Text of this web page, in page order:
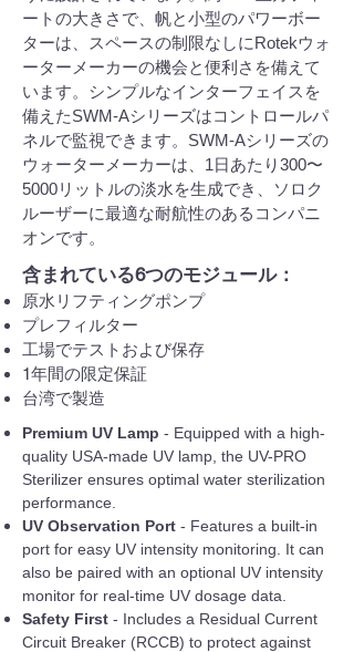
ートの大きさで、帆と小型のパワーボー
ターは、スペースの制限なしにRotekウォ
ーターメーカーの機会と便利さを備えて
います。シンプルなインターフェイスを
備えたSWM-Aシリーズはコントロールパ
ネルで監視できます。SWM-Aシリーズの
ウォーターメーカーは、1日あたり300〜
5000リットルの淡水を生成でき、ソロク
ルーザーに最適な耐航性のあるコンパニ
オンです。
含まれている6つのモジュール：
原水リフティングポンプ
プレフィルター
工場でテストおよび保存
1年間の限定保証
台湾で製造
Premium UV Lamp - Equipped with a high-
quality USA-made UV lamp, the UV-PRO
Sterilizer ensures optimal water sterilization
performance.
UV Observation Port - Features a built-in
port for easy UV intensity monitoring. It can
also be paired with an optional UV intensity
monitor for real-time UV dosage data.
Safety First - Includes a Residual Current
Circuit Breaker (RCCB) to protect against